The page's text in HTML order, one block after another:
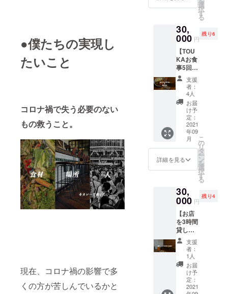
●僕たちの実現し
たいこと
コロナ禍で失う必要のない
もの救うこと。
現在、コロナ禍の影響で多
くの方が苦しんでいるかと
決まり
しま
す。 ※
住所や
営業時
間のご
連絡は
別途ご
連絡い
たしま
す。 ※
詳細に
関して
のご連
絡は別
途ご連
しま
す。
どは
いたし
ます。
※「店舗
権」と
なって
おりま
すが間
借りと
いう都
合上、
店舗が
決定
し、オ
ンライ
ンの販
売の許
可が取
れまし
送する
ことも
す。 ※
発送が
できる
ように
資格や
許可の
取得に
尽力し
ていま
す。発
送がで
きるよ
うにな
年9月末
※諸事情
により
利」と
なって
おりま
す。 ※
こちら
は冷凍
カレー
を予定
してお
りま
す。 ※
発送が
できる
ように
尽力し
ていま
す。発
送がで
きるよ
うにな
りまし
たら順
次発送
する予
定で
す。 ※
発送資
外のレ
お送り
しま
す。 ※
今回監
修いた
だいた
カレー
ではあ
りませ
んので
ご注意
くださ
い。
選
択
す
る
30,
000 円
残り6
【TOU
KAお食
事5回分
招待権
＆事業
説明】
◆内
容：事
業の立
ち上げ
から初
期費
用、ス
ケ
ジュー
ウを
ざっく
ばらん
にご説
明しま
す。 別
途5回分
のお食
事招待
権がつ
きま
す。 事
業説明
支援
者：
4人
お届
け予
定：
2021
年09
月
詳細を見る
こ
の
リ
タ
ー
ン
を
選
択
す
る
30,
000 円
残り4
【お店
を3時間
貸し切
りにで
きる権
利】 ◆
内容：
TOUKA
のお店
でラン
支援
者：
1人
お届
け予
定：
2021